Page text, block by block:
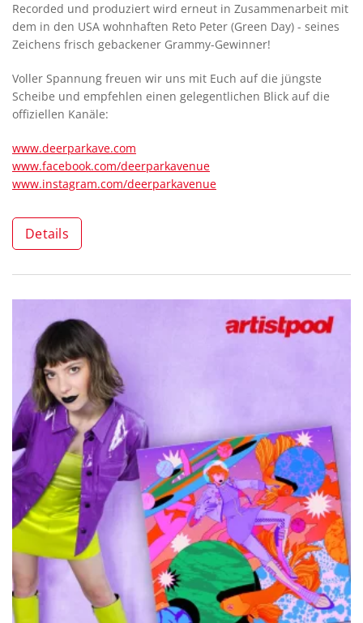
Recorded und produziert wird erneut in Zusammenarbeit mit
dem in den USA wohnhaften Reto Peter (Green Day) - seines
Zeichens frisch gebackener Grammy-Gewinner!
Voller Spannung freuen wir uns mit Euch auf die jüngste
Scheibe und empfehlen einen gelegentlichen Blick auf die
offiziellen Kanäle:
www.deerparkave.com
www.facebook.com/deerparkavenue
www.instagram.com/deerparkavenue
Details